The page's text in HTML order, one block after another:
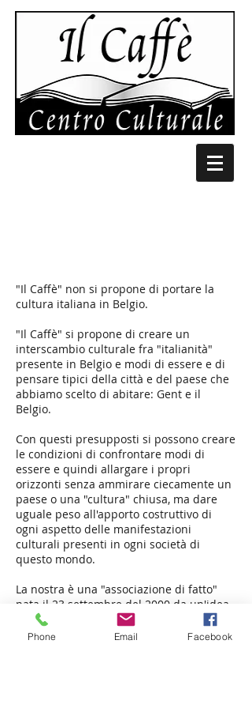
"Il Caffè" non si propone di portare la
cultura italiana in Belgio.
"Il Caffè" si propone di creare un
interscambio culturale fra "italianità"
presente in Belgio e modi di essere e di
pensare tipici della città e del paese che
abbiamo scelto di abitare: Gent e il
Belgio.
Con questi presupposti si possono creare
le condizioni di confrontare modi di
essere e quindi allargare i propri
orizzonti senza ammirare ciecamente un
paese o una "cultura" chiusa, ma dare
uguale peso all'apporto costruttivo di
ogni aspetto delle manifestazioni
culturali presenti in ogni società di
questo mondo.
La nostra è una "associazione di fatto"
nata il 23 settembre del 2000 da un'idea
di Fabrizio Gentile e di Brigitte Henriet.
Phone Email Facebook